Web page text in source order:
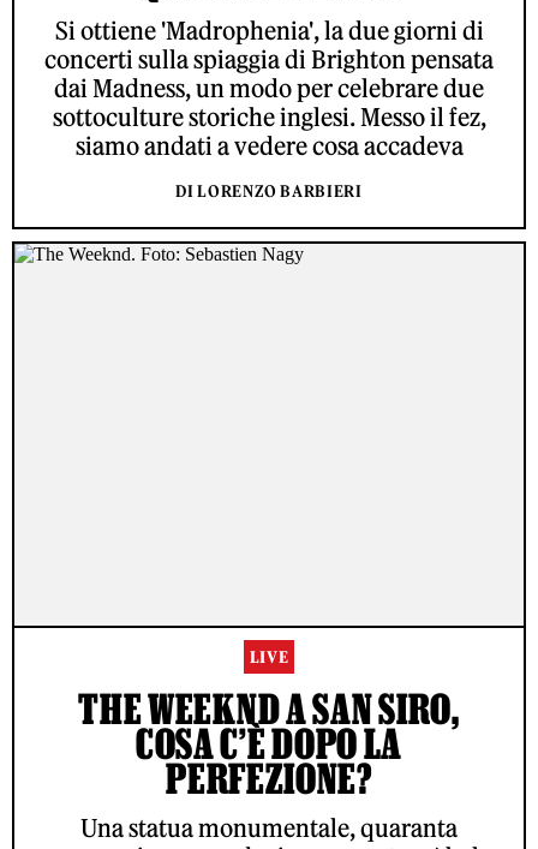
Si ottiene 'Madrophenia', la due giorni di
concerti sulla spiaggia di Brighton pensata
dai Madness, un modo per celebrare due
sottoculture storiche inglesi. Messo il fez,
siamo andati a vedere cosa accadeva
DI LORENZO BARBIERI
LIVE
THE WEEKND A SAN SIRO,
COSA C’È DOPO LA
PERFEZIONE?
Una statua monumentale, quaranta